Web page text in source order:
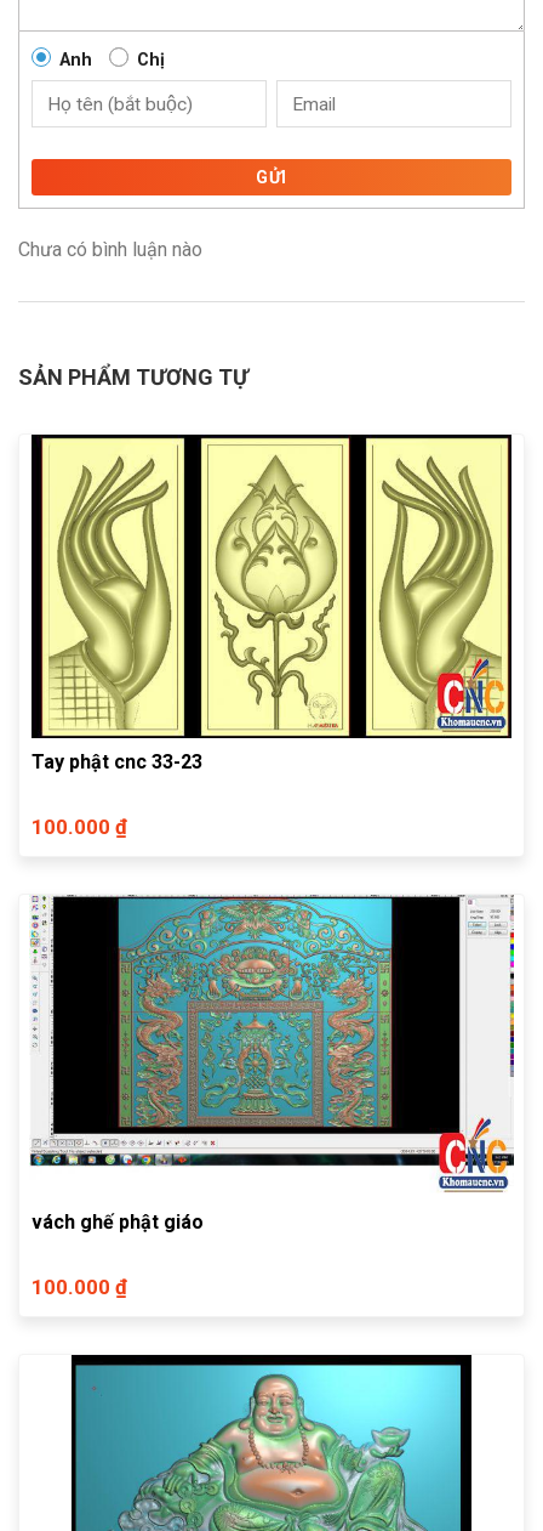
Anh Chị
GỬI
Chưa có bình luận nào
SẢN PHẨM TƯƠNG TỰ
Tay phật cnc 33-23
100.000 ₫
vách ghế phật giáo
100.000 ₫